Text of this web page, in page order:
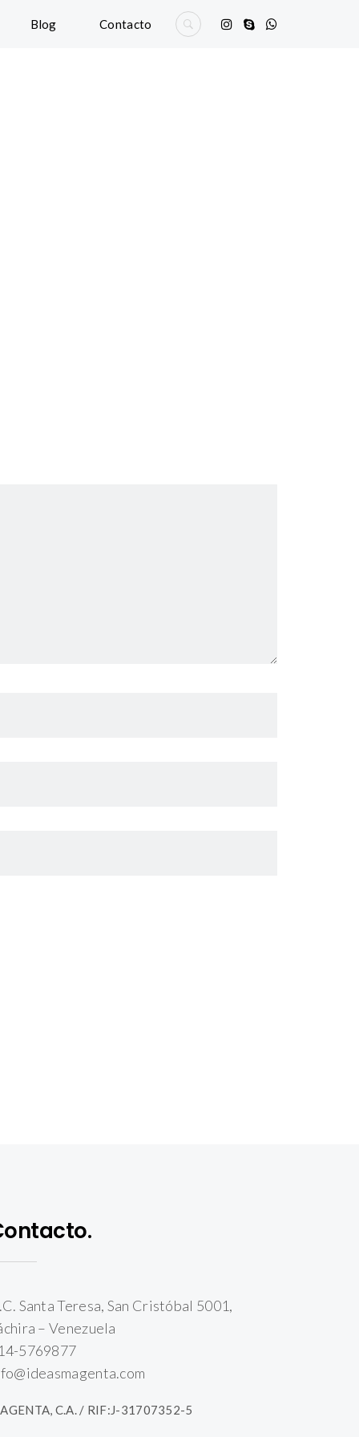
Blog Contacto
Santa Teresa, San Cristóbal 5001,
– Venezuela
5769877
C.A. / RIF:J-31707352-5